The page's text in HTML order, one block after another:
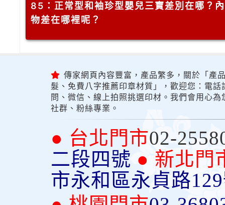
85 ：正常型和袖珍型嬰兒三寶差別在哪？
物差在哪裡呢？
傳家網頁內容豐富，產品繁多，關於「產
髮、免費八字推薦印章材質」，歡迎您：電
問、微信、線上拍照挑選印材。我們會用心
社群、粉絲專業。
● 台北門市02-
二段四號 ● 新北門
市永和區永貞路